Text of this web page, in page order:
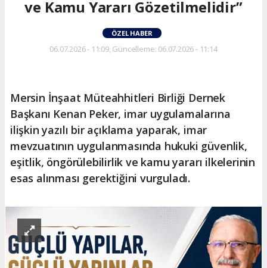
ve Kamu Yararı Gözetilmelidir”
ÖZEL HABER
06.07.2026 - 11:09, Güncelleme: 06.07.2026 - 11:14
Mersin İnşaat Müteahhitleri Birliği Dernek
Başkanı Kenan Peker, imar uygulamalarına
ilişkin yazılı bir açıklama yaparak, imar
mevzuatının uygulanmasında hukuki güvenlik,
eşitlik, öngörülebilirlik ve kamu yararı ilkelerinin
esas alınması gerektiğini vurguladı.